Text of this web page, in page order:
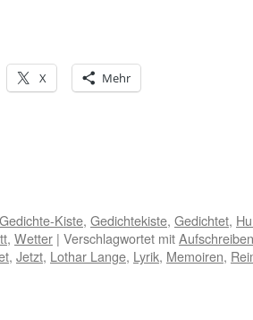
X Mehr
Gedichte-Kiste, Gedichtekiste, Gedichtet,
, Wetter | Verschlagwortet mitAufschreiben
, Jetzt, Lothar Lange, Lyrik, Memoiren,